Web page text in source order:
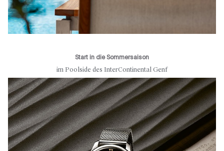
Start in die Sommersaison
im Poolside des InterContinental Genf